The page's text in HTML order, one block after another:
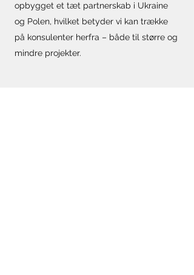
opbygget et tæt partnerskab i Ukraine
og Polen, hvilket betyder vi kan trække
på konsulenter herfra – både til større og
mindre projekter.